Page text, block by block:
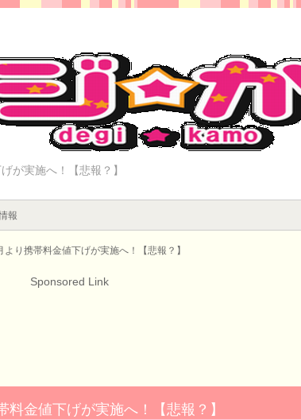
が実施へ！【悲報？】
報
より携帯料金値下げが実施へ！【悲報？】
Sponsored Link
料金値下げが実施へ！【悲報？】